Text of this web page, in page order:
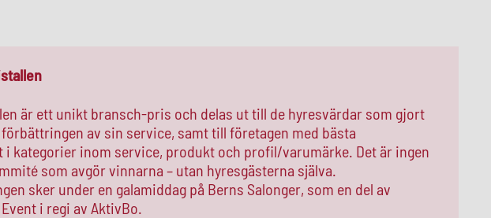
är ett unikt bransch-pris och delas ut till de hyresvärdar som gjort
av sin service, samt till företagen med bästa
i kategorier inom service, produkt och profil/varumärke. Det är ingen
som avgör vinnarna – utan hyresgästerna själva.
sker under en galamiddag på Berns Salonger, som en del av
i regi av AktivBo.